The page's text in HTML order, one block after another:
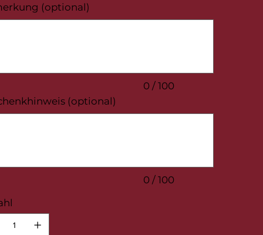
(optional)
0 / 100
(optional)
0 / 100